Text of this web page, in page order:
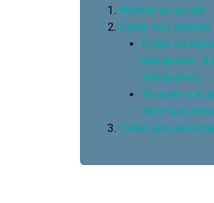
Monter un projet
Créer son
Créer ou
entreprise :
démarches
Trouver une
faire
Créer une